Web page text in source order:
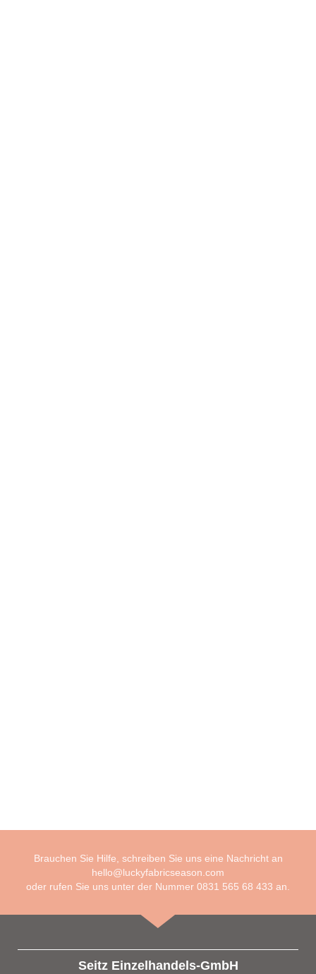
Brauchen Sie Hilfe, schreiben Sie uns eine Nachricht an
hello@luckyfabricseason.com
oder rufen Sie uns unter der Nummer 0831 565 68 433 an.
Seitz Einzelhandels-GmbH